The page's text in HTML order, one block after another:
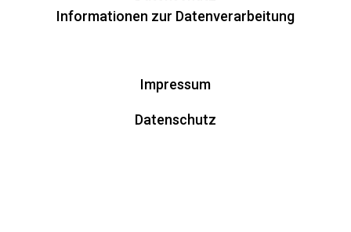
Informationen zur Datenverarbeitung
Impressum
Datenschutz